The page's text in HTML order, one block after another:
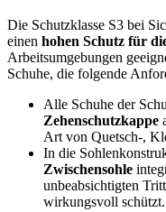
Die Schutzklasse S3 bei
einen hohen Schutz für
Arbeitsumgebungen
Schuhe, die folgende
Alle Schuhe der
Zehenschutzkappe
Art von Quetsch-,
In die
Zwischensohle
unbeabsichtigten
wirkungsvoll